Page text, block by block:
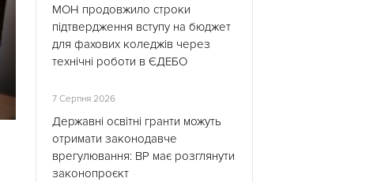
МОН продовжило строки
підтвердження вступу на бюджет
для фахових коледжів через
технічні роботи в ЄДЕБО
7 Серпня 2026
Державні освітні гранти можуть
отримати законодавче
врегулювання: ВР має розглянути
законопроєкт